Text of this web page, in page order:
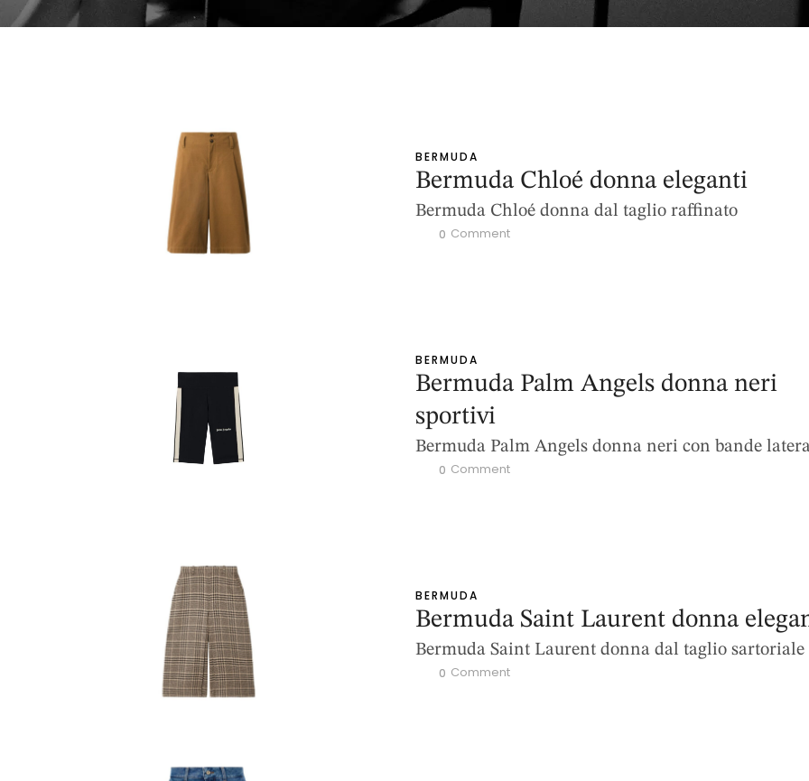
BERMUDA
Bermuda Chloé donna eleganti
Bermuda Chloé donna dal taglio raffinato
0 Comment
BERMUDA
Bermuda Palm Angels donna neri
sportivi
Bermuda Palm Angels donna neri con bande
0 Comment
BERMUDA
Bermuda Saint Laurent donna
Bermuda Saint Laurent donna dal taglio sartoriale
0 Comment